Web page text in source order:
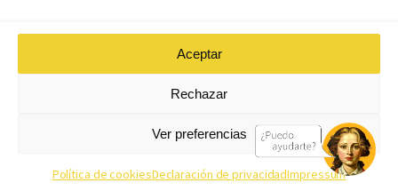
Aceptar
Rechazar
Ver preferencias
Política de cookiesDeclaración de privacidadImpressum